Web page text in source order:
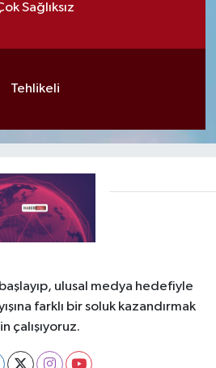
Sağlıksız
Tehlikeli
ulusal medya hedefiyle
farklı bir soluk kazandırmak
çalışıyoruz.